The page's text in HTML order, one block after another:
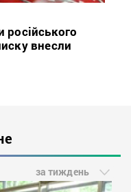
російського
внесли
за тиждень